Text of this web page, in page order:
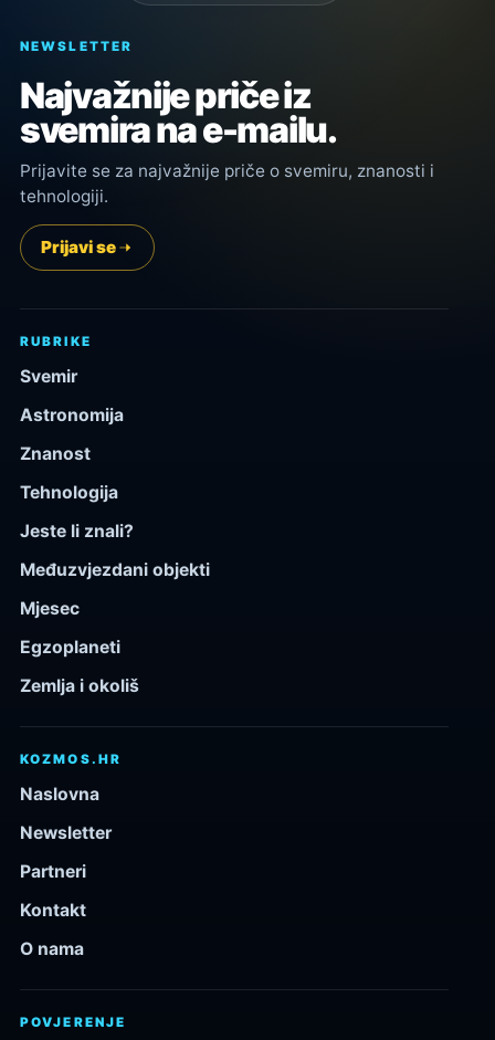
NEWSLETTER
Najvažnije priče iz
svemira na e-mailu.
Prijavite se za najvažnije priče o svemiru, znanosti i
tehnologiji.
Prijavi se
RUBRIKE
Svemir
Astronomija
Znanost
Tehnologija
Jeste li znali?
Međuzvjezdani objekti
Mjesec
Egzoplaneti
Zemlja i okoliš
KOZMOS.HR
Naslovna
Newsletter
Partneri
Kontakt
O nama
POVJERENJE